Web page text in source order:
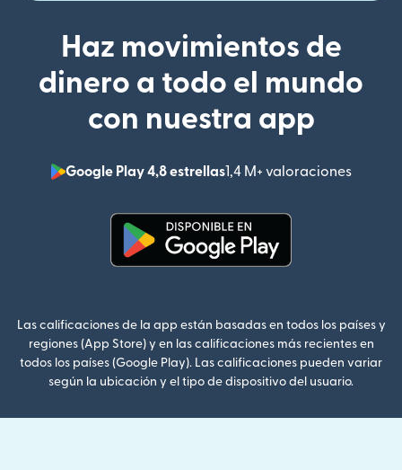
Haz movimientos de
dinero a todo el mundo
con nuestra app
Google Play 4,8 estrellas1,4 M+ valoraciones
(se
Las calificaciones de la app están basadas en todos los países y
regiones (App Store) y en las calificaciones más recientes en
todos los países (Google Play). Las calificaciones pueden variar
según la ubicación y el tipo de dispositivo del usuario.